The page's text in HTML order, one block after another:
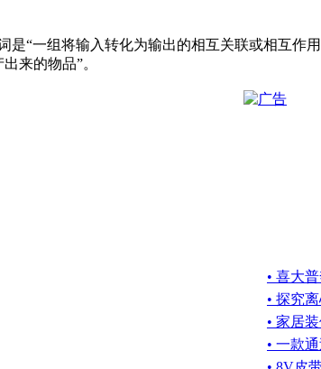
是“一组将输入转化为输出的相互关联或相互
来的物品”。
• 喜大
• 探究
• 家居
• 一款